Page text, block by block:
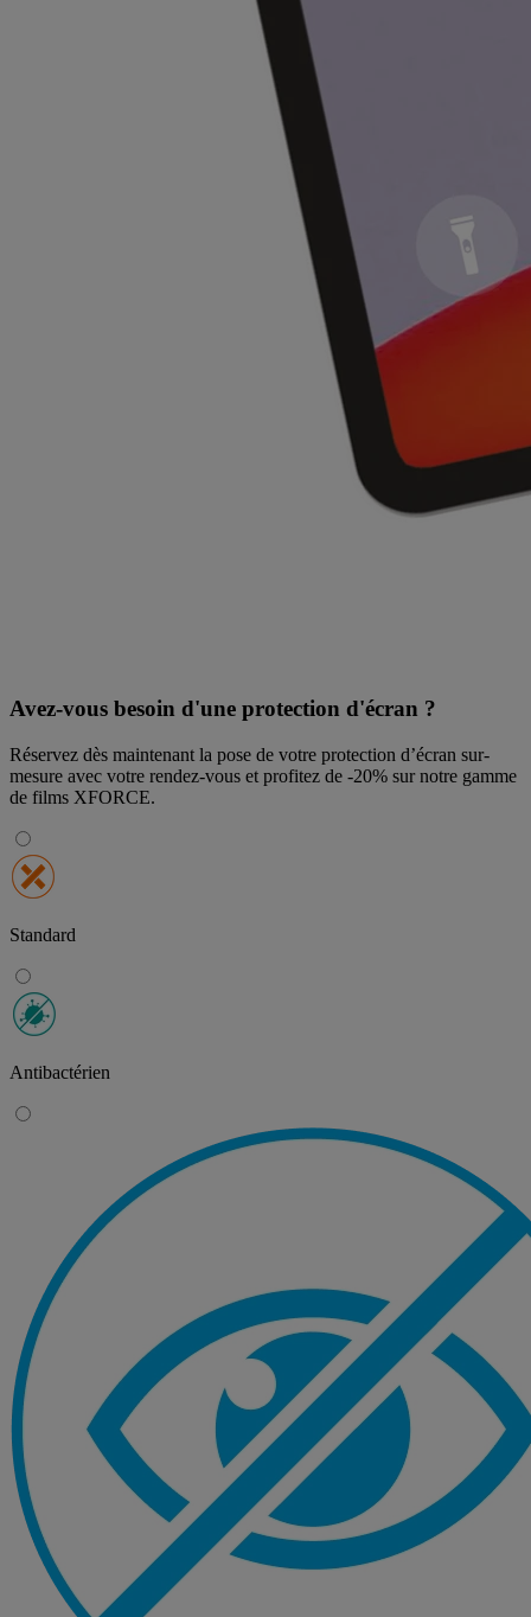
Avez-vous besoin d'une protection d'écran ?
Réservez dès maintenant la pose de votre protection d’écran sur-
mesure avec votre rendez-vous et profitez de -20% sur notre gamme
de films XFORCE.
Standard
Antibactérien